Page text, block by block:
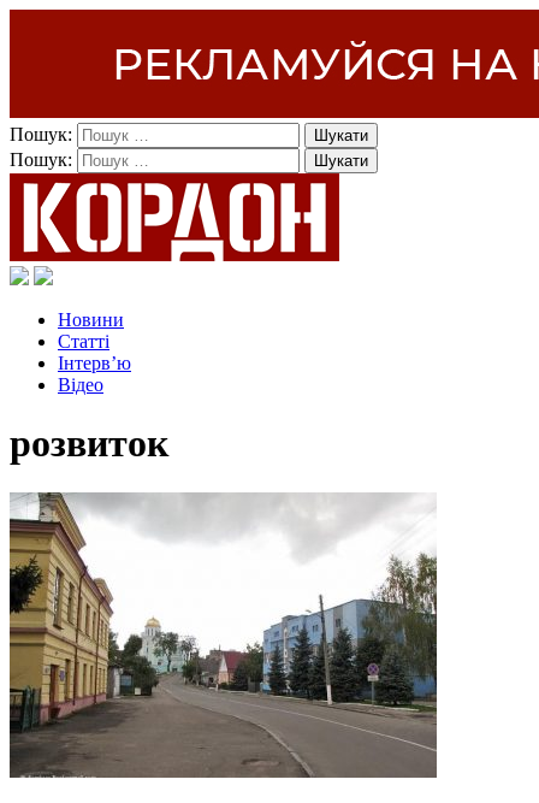
Пошук:
Пошук:
Новини
Статті
Інтерв’ю
Відео
розвиток